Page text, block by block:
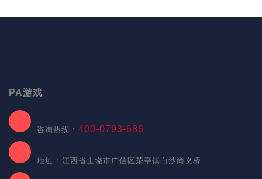
PA游戏
咨询热线 : 400-0793-686
地址 : 江西省上饶市广信区茶亭镇白沙尚义桥